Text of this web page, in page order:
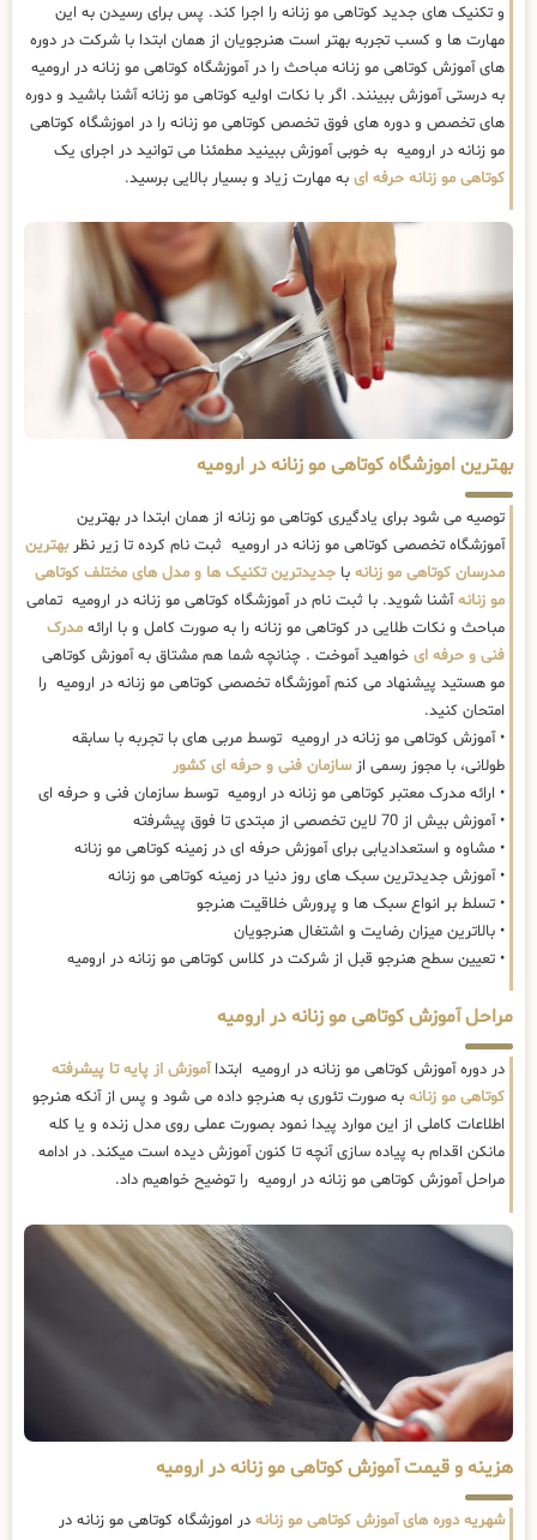
و تکنیک های جدید کوتاهی مو زنانه را اجرا کند. پس برای رسیدن به این
مهارت ها و کسب تجربه بهتر است هنرجویان از همان ابتدا با شرکت در دوره
های آموزش کوتاهی مو زنانه مباحث را در آموزشگاه کوتاهی مو زنانه در ارومیه
به درستی آموزش ببینند. اگر با نکات اولیه کوتاهی مو زنانه آشنا باشید و دوره
های تخصص و دوره های فوق تخصص کوتاهی مو زنانه را در اموزشگاه کوتاهی
مو زنانه در ارومیه به خوبی آموزش ببینید مطمئنا می توانید در اجرای یک
کوتاهی مو زنانه حرفه ای به مهارت زیاد و بسیار بالایی برسید.
بهترین اموزشگاه کوتاهی مو زنانه در ارومیه
توصیه می شود برای یادگیری کوتاهی مو زنانه از همان ابتدا در بهترین
آموزشگاه تخصصی کوتاهی مو زنانه در ارومیه ثبت نام کرده تا زیر نظربهترین
مدرسان کوتاهی مو زنانه با جدیدترین تکنیک ها و مدل های مختلف کوتاهی
مو زنانهآشنا شوید. با ثبت نام در آموزشگاه کوتاهی مو زنانه در ارومیه تمامی
مباحث و نکات طلایی در کوتاهی مو زنانه را به صورت کامل و با ارائه مدرک
فنی و حرفه ای خواهید آموخت . چنانچه شما هم مشتاق به آموزش کوتاهی
مو هستید پیشنهاد می کنم آموزشگاه تخصصی کوتاهی مو زنانه در ارومیه را
امتحان کنید.
• آموزش کوتاهی مو زنانه در ارومیه توسط مربی های با تجربه با سابقه
طولانی، با مجوز رسمی ازسازمان فنی و حرفه ای کشور
• ارائه مدرک معتبر کوتاهی مو زنانه در ارومیه توسط سازمان فنی و حرفه ای
• آموزش بیش از 70 لاین تخصصی از مبتدی تا فوق پیشرفته
• مشاوه و استعدادیابی برای آموزش حرفه ای در زمینه کوتاهی مو زنانه
• آموزش جدیدترین سبک های روز دنیا در زمینه کوتاهی مو زنانه
• تسلط بر انواع سبک ها و پرورش خلاقیت هنرجو
• بالاترین میزان رضایت و اشتغال هنرجویان
• تعیین سطح هنرجو قبل از شرکت در کلاس کوتاهی مو زنانه در ارومیه
مراحل آموزش کوتاهی مو زنانه در ارومیه
در دوره آموزش کوتاهی مو زنانه در ارومیه ابتداآموزش از پایه تا پیشرفته
کوتاهی مو زنانه به صورت تئوری به هنرجو داده می شود و پس از آنکه هنرجو
اطلاعات کاملی از این موارد پیدا نمود بصورت عملی روی مدل زنده و یا کله
مانکن اقدام به پیاده سازی آنچه تا کنون آموزش دیده است میکند. در ادامه
مراحل آموزش کوتاهی مو زنانه در ارومیه را توضیح خواهیم داد.
هزینه و قیمت آموزش کوتاهی مو زنانه در ارومیه
شهریه دوره های آموزش کوتاهی مو زنانه در اموزشگاه کوتاهی مو زنانه در